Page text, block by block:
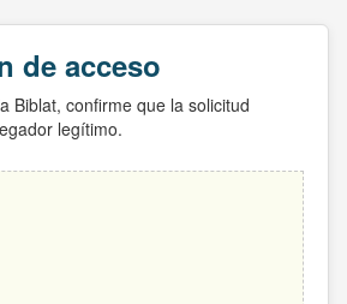
de acceso
Biblat, confirme que la solicitud
legítimo.